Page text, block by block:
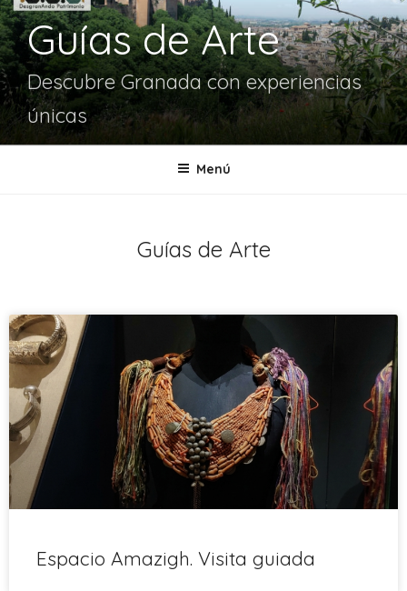
Guías de Arte
Descubre Granada con experiencias
únicas
Menú
Guías de Arte
Espacio Amazigh. Visita guiada